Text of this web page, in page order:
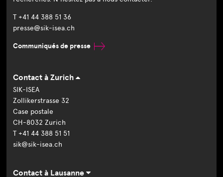
T +41 44 388 51 36
presse@sik-isea.ch
Communiqués de presse
Contact à Zurich
SIK-ISEA
Zollikerstrasse 32
Case postale
CH-8032 Zurich
T +41 44 388 51 51
sik@sik-isea.ch
Contact à Lausanne